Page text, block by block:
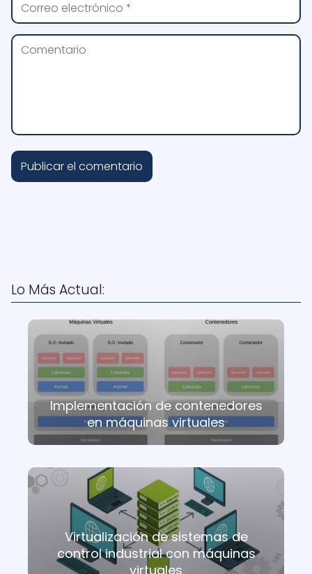
Lo Más Actual:
Implementación de contenedores
en máquinas virtuales
Virtualización de sistemas de
control industrial con máquinas
virtuales